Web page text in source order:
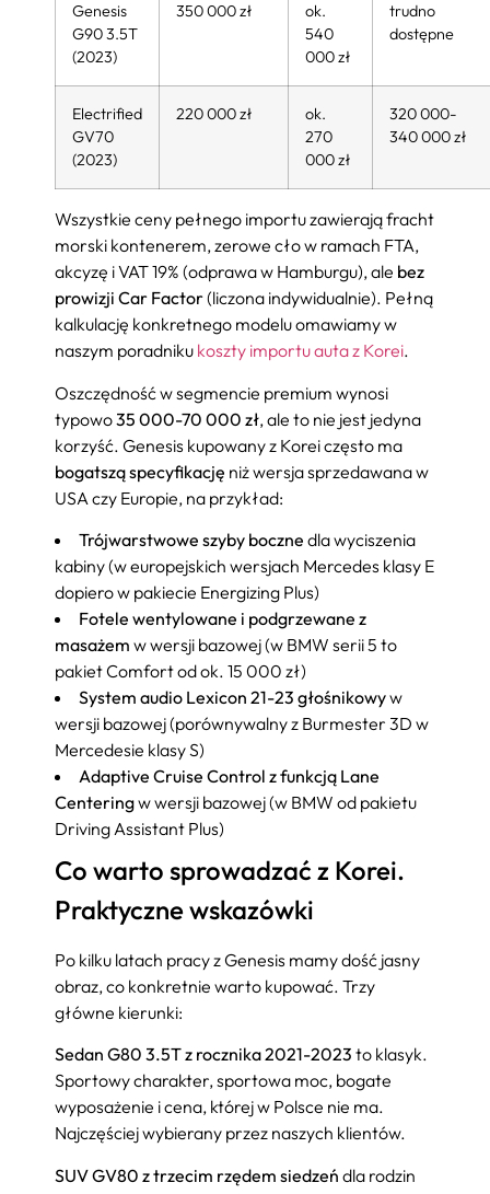
Genesis
G90 3.5T
(2023)
350 000 zł
ok.
540
000 zł
trudno
dostępne
Electrified
GV70
(2023)
220 000 zł
ok.
270
000 zł
320 000-
340 000 zł
Wszystkie ceny pełnego importu zawierają fracht
morski kontenerem, zerowe cło w ramach FTA,
akcyzę i VAT 19% (odprawa w Hamburgu), ale bez
prowizji Car Factor(liczona indywidualnie). Pełną
kalkulację konkretnego modelu omawiamy w
naszym poradniku koszty importu auta z Korei.
Oszczędność w segmencie premium wynosi
typowo35 000-70 000 zł, ale to nie jest jedyna
korzyść. Genesis kupowany z Korei często ma
bogatszą specyfikację niż wersja sprzedawana w
USA czy Europie, na przykład:
Trójwarstwowe szyby boczne dla wyciszenia
kabiny (w europejskich wersjach Mercedes klasy E
dopiero w pakiecie Energizing Plus)
Fotele wentylowane i podgrzewane z
masażem w wersji bazowej (w BMW serii 5 to
pakiet Comfort od ok. 15 000 zł)
System audio Lexicon 21-23 głośnikowyw
wersji bazowej (porównywalny z Burmester 3D w
Mercedesie klasy S)
Adaptive Cruise Control z funkcją Lane
Centeringw wersji bazowej (w BMW od pakietu
Driving Assistant Plus)
Co warto sprowadzać z Korei.
Praktyczne wskazówki
Po kilku latach pracy z Genesis mamy dość jasny
obraz, co konkretnie warto kupować. Trzy
główne kierunki:
Sedan G80 3.5T z rocznika 2021-2023 to klasyk.
Sportowy charakter, sportowa moc, bogate
wyposażenie i cena, której w Polsce nie ma.
Najczęściej wybierany przez naszych klientów.
SUV GV80 z trzecim rzędem siedzeń dla rodzin